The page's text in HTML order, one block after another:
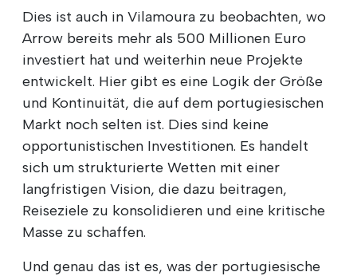
Dies ist auch in Vilamoura zu beobachten, wo
Arrow bereits mehr als 500 Millionen Euro
investiert hat und weiterhin neue Projekte
entwickelt. Hier gibt es eine Logik der Größe
und Kontinuität, die auf dem portugiesischen
Markt noch selten ist. Dies sind keine
opportunistischen Investitionen. Es handelt
sich um strukturierte Wetten mit einer
langfristigen Vision, die dazu beitragen,
Reiseziele zu konsolidieren und eine kritische
Masse zu schaffen.
Und genau das ist es, was der portugiesische